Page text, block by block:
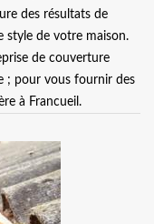
des résultats de
style de votre maison.
de couverture
; pour vous fournir des
à Francueil.